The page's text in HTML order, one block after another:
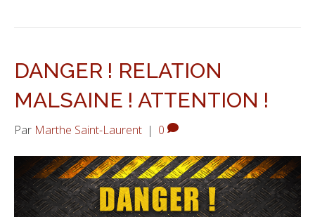
DANGER ! RELATION
MALSAINE ! ATTENTION !
Par Marthe Saint-Laurent | 0